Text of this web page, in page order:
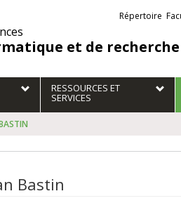
et de recherche
Liens
externes
Répertoire
RESSOURCES ET
SERVICES
Bastin